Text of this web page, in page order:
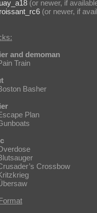
(or newer, if
(or newer, if
and demoman
Train
Basher
Plan
Crossbow